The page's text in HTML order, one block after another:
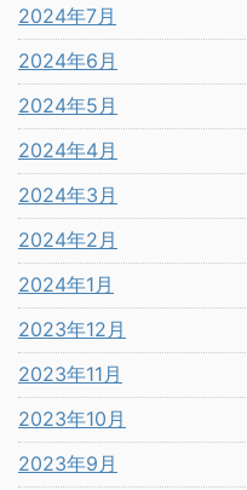
2024年7月
2024年6月
2024年5月
2024年4月
2024年3月
2024年2月
2024年1月
2023年12月
2023年11月
2023年10月
2023年9月